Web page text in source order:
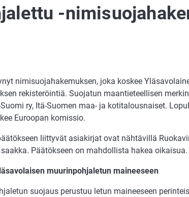
-
nimisuojahakemuksen, joka koskee
rekisteröintiä. Suojatun maantieteellisen
ry, Itä-Suomen maa- ja kotitalousnaiset.
Euroopan komissio.
liittyvät asiakirjat ovat nähtävillä
Päätökseen on mahdollista hakea oikaisua.
muurinpohjaletun maineeseen
suojaus perustuu letun maineeseen